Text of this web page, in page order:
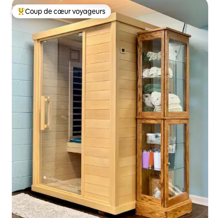
Coup de cœur voyageurs parmi les plus aimés
Coup de cœur voyageurs